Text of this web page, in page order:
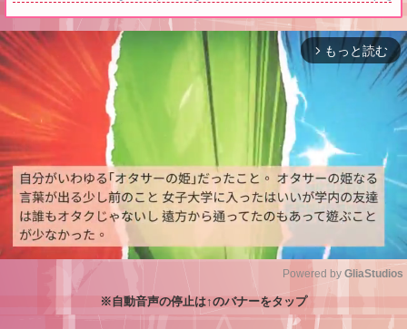
arrow_forward_ios もっと読む
Powered by GliaStudios
※自動音声の停止は↑のバナーをタップ